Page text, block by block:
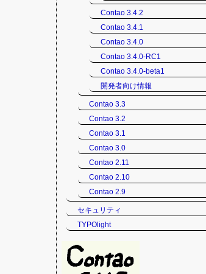
Contao 3.4.2
Contao 3.4.1
Contao 3.4.0
Contao 3.4.0-RC1
Contao 3.4.0-beta1
開発者向け情報
Contao 3.3
Contao 3.2
Contao 3.1
Contao 3.0
Contao 2.11
Contao 2.10
Contao 2.9
セキュリティ
TYPOlight